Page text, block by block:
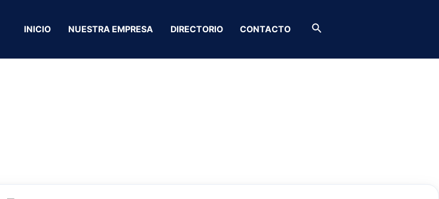
INICIO NUESTRA EMPRESA DIRECTORIO CONTACTO Buscar
París Scent perfumería